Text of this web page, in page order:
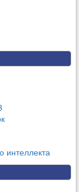
интеллекта